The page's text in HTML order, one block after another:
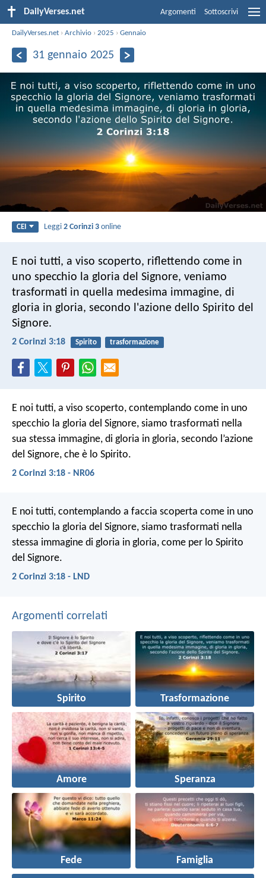
DailyVerses.net Argomenti Sottoscrivi
DailyVerses.net ›Archivio ›2025 ›Gennaio
31 gennaio 2025
CEI Leggi2 Corinzi 3 online
E noi tutti, a viso scoperto, riflettendo come in
uno specchio la gloria del Signore, veniamo
trasformati in quella medesima immagine, di
gloria in gloria, secondo l'azione dello Spirito del
Signore.
2 Corinzi 3:18 Spirito trasformazione
E noi tutti, a viso scoperto, contemplando come in uno
specchio la gloria del Signore, siamo trasformati nella
sua stessa immagine, di gloria in gloria, secondo l’azione
del Signore, che è lo Spirito.
2 Corinzi 3:18 - NR06
E noi tutti, contemplando a faccia scoperta come in uno
specchio la gloria del Signore, siamo trasformati nella
stessa immagine di gloria in gloria, come per lo Spirito
del Signore.
2 Corinzi 3:18 - LND
Argomenti correlati
Spirito Trasformazione
Amore Speranza
Fede Famiglia